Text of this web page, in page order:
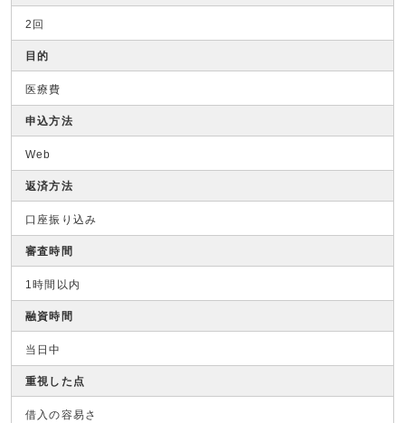
2回
目的
医療費
申込方法
Web
返済方法
口座振り込み
審査時間
1時間以内
融資時間
当日中
重視した点
借入の容易さ